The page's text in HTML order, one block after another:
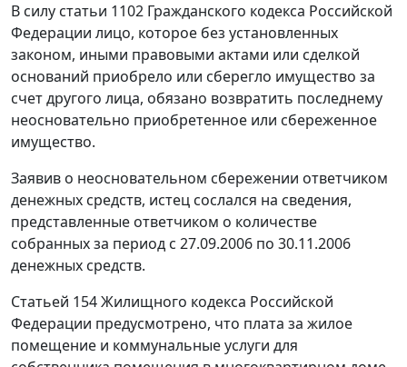
В силу статьи 1102 Гражданского кодекса Российской
Федерации лицо, которое без установленных
законом, иными правовыми актами или сделкой
оснований приобрело или сберегло имущество за
счет другого лица, обязано возвратить последнему
неосновательно приобретенное или сбереженное
имущество.
Заявив о неосновательном сбережении ответчиком
денежных средств, истец сослался на сведения,
представленные ответчиком о количестве
собранных за период с 27.09.2006 по 30.11.2006
денежных средств.
Статьей 154Жилищного кодекса Российской
Федерации предусмотрено, что плата за жилое
помещение и коммунальные услуги для